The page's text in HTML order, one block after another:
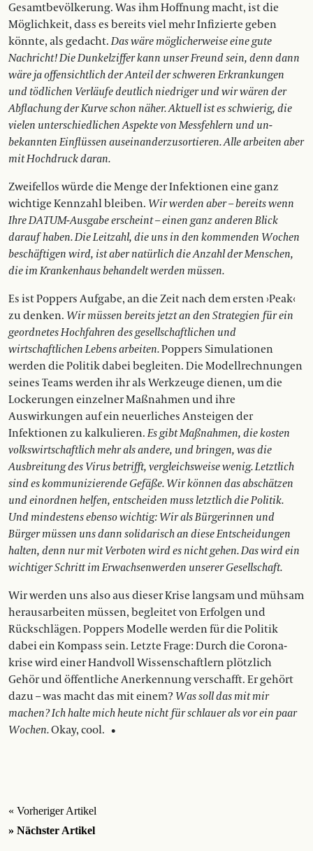
Gesamtbevölkerung. Was ihm Hoffnung macht, ist die
Möglichkeit, dass es bereits viel mehr Infizierte geben
könnte, als gedacht.Das wäre möglicherweise eine gute
Nachricht! Die Dunkelziffer kann unser Freund sein, denn dann
wäre ja offensichtlich der Anteil der schweren Erkrankungen
und tödlichen Verläufe deutlich niedriger und wir wären der
Abflachung der Kurve schon näher. Aktuell ist es schwierig, die
vielen unterschied­lichen Aspekte von Messfehlern und un­
bekannten Einflüssen auseinanderzusortieren. Alle arbeiten aber
mit Hochdruck daran.
Zweifellos würde die Menge der ­Infektionen eine ganz
wichtige Kennzahl bleiben. Wir werden aber – bereits wenn
Ihre DATUM-Ausgabe erscheint – einen ganz anderen Blick
darauf haben. Die Leitzahl, die uns in den kommenden Wochen
beschäftigen wird, ist aber natürlich die Anzahl der Menschen,
die im Krankenhaus behandelt werden müssen.
Es ist Poppers Aufgabe, an die Zeit nach dem ersten ›Peak‹
zu denken. Wir müssen bereits jetzt an den Strategien für ein
geordnetes Hochfahren des gesellschaftlichen und
wirtschaftlichen Lebens arbeiten.Poppers Simulationen
werden die Politik dabei begleiten. Die Modellrechnungen
seines Teams werden ihr als Werkzeuge dienen, um die
Lockerungen einzelner Maßnahmen und ihre
Auswirkungen auf ein neuerliches Ansteigen der
Infektionen zu kalkulieren.Es gibt Maßnahmen, die kosten
volkswirtschaftlich mehr als andere, und bringen, was die
Ausbreitung des Virus betrifft, vergleichsweise wenig. Letztlich
sind es kommunizierende Gefäße. Wir können das abschätzen
und einordnen helfen, entscheiden muss letztlich die Politik.
Und mindestens ebenso wichtig: Wir als Bürgerinnen und
Bürger müssen uns dann solidarisch an diese Entscheidungen
halten, denn nur mit Verboten wird es nicht gehen. Das wird ein
wichtiger Schritt im Erwachsenwerden unserer Gesellschaft.
Wir werden uns also aus dieser Krise langsam und mühsam
herausarbeiten müssen, begleitet von Erfolgen und
Rückschlägen. Poppers Modelle werden für die Politik
dabei ein Kompass sein. Letzte Frage: Durch die Corona­
krise wird einer Handvoll Wissenschaftlern plötzlich
Gehör und öffentliche Anerkennung verschafft. Er gehört
dazu – was macht das mit einem? Was soll das mit mir
machen? Ich halte mich heute nicht für schlauer als vor ein paar
Wochen.Okay, cool. •
« Vorheriger Artikel
» Nächster Artikel